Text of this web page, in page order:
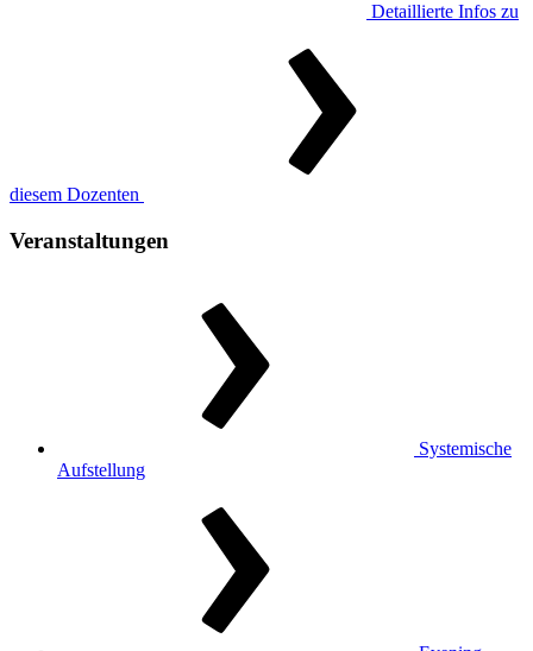
Detaillierte Infos zu
diesem Dozenten
Veranstaltungen
Systemische
Aufstellung